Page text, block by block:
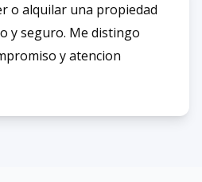
o alquilar una propiedad
y seguro. Me distingo
y atencion